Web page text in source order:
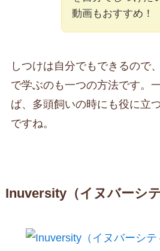
動画もおすすめ！
しつけは自分でもできるので
で学ぶのも一つの方法です。
ば、多頭飼いの時にも役に立
ですね。
Inuversity（イヌバーシテ